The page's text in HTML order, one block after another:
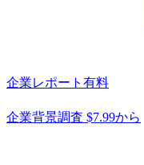
企業レポート 有料
企業背景調査 $7.99から